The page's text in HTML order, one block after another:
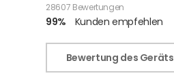
28607 Bewertungen
99% Kunden empfehlen
Bewertung des Geräts